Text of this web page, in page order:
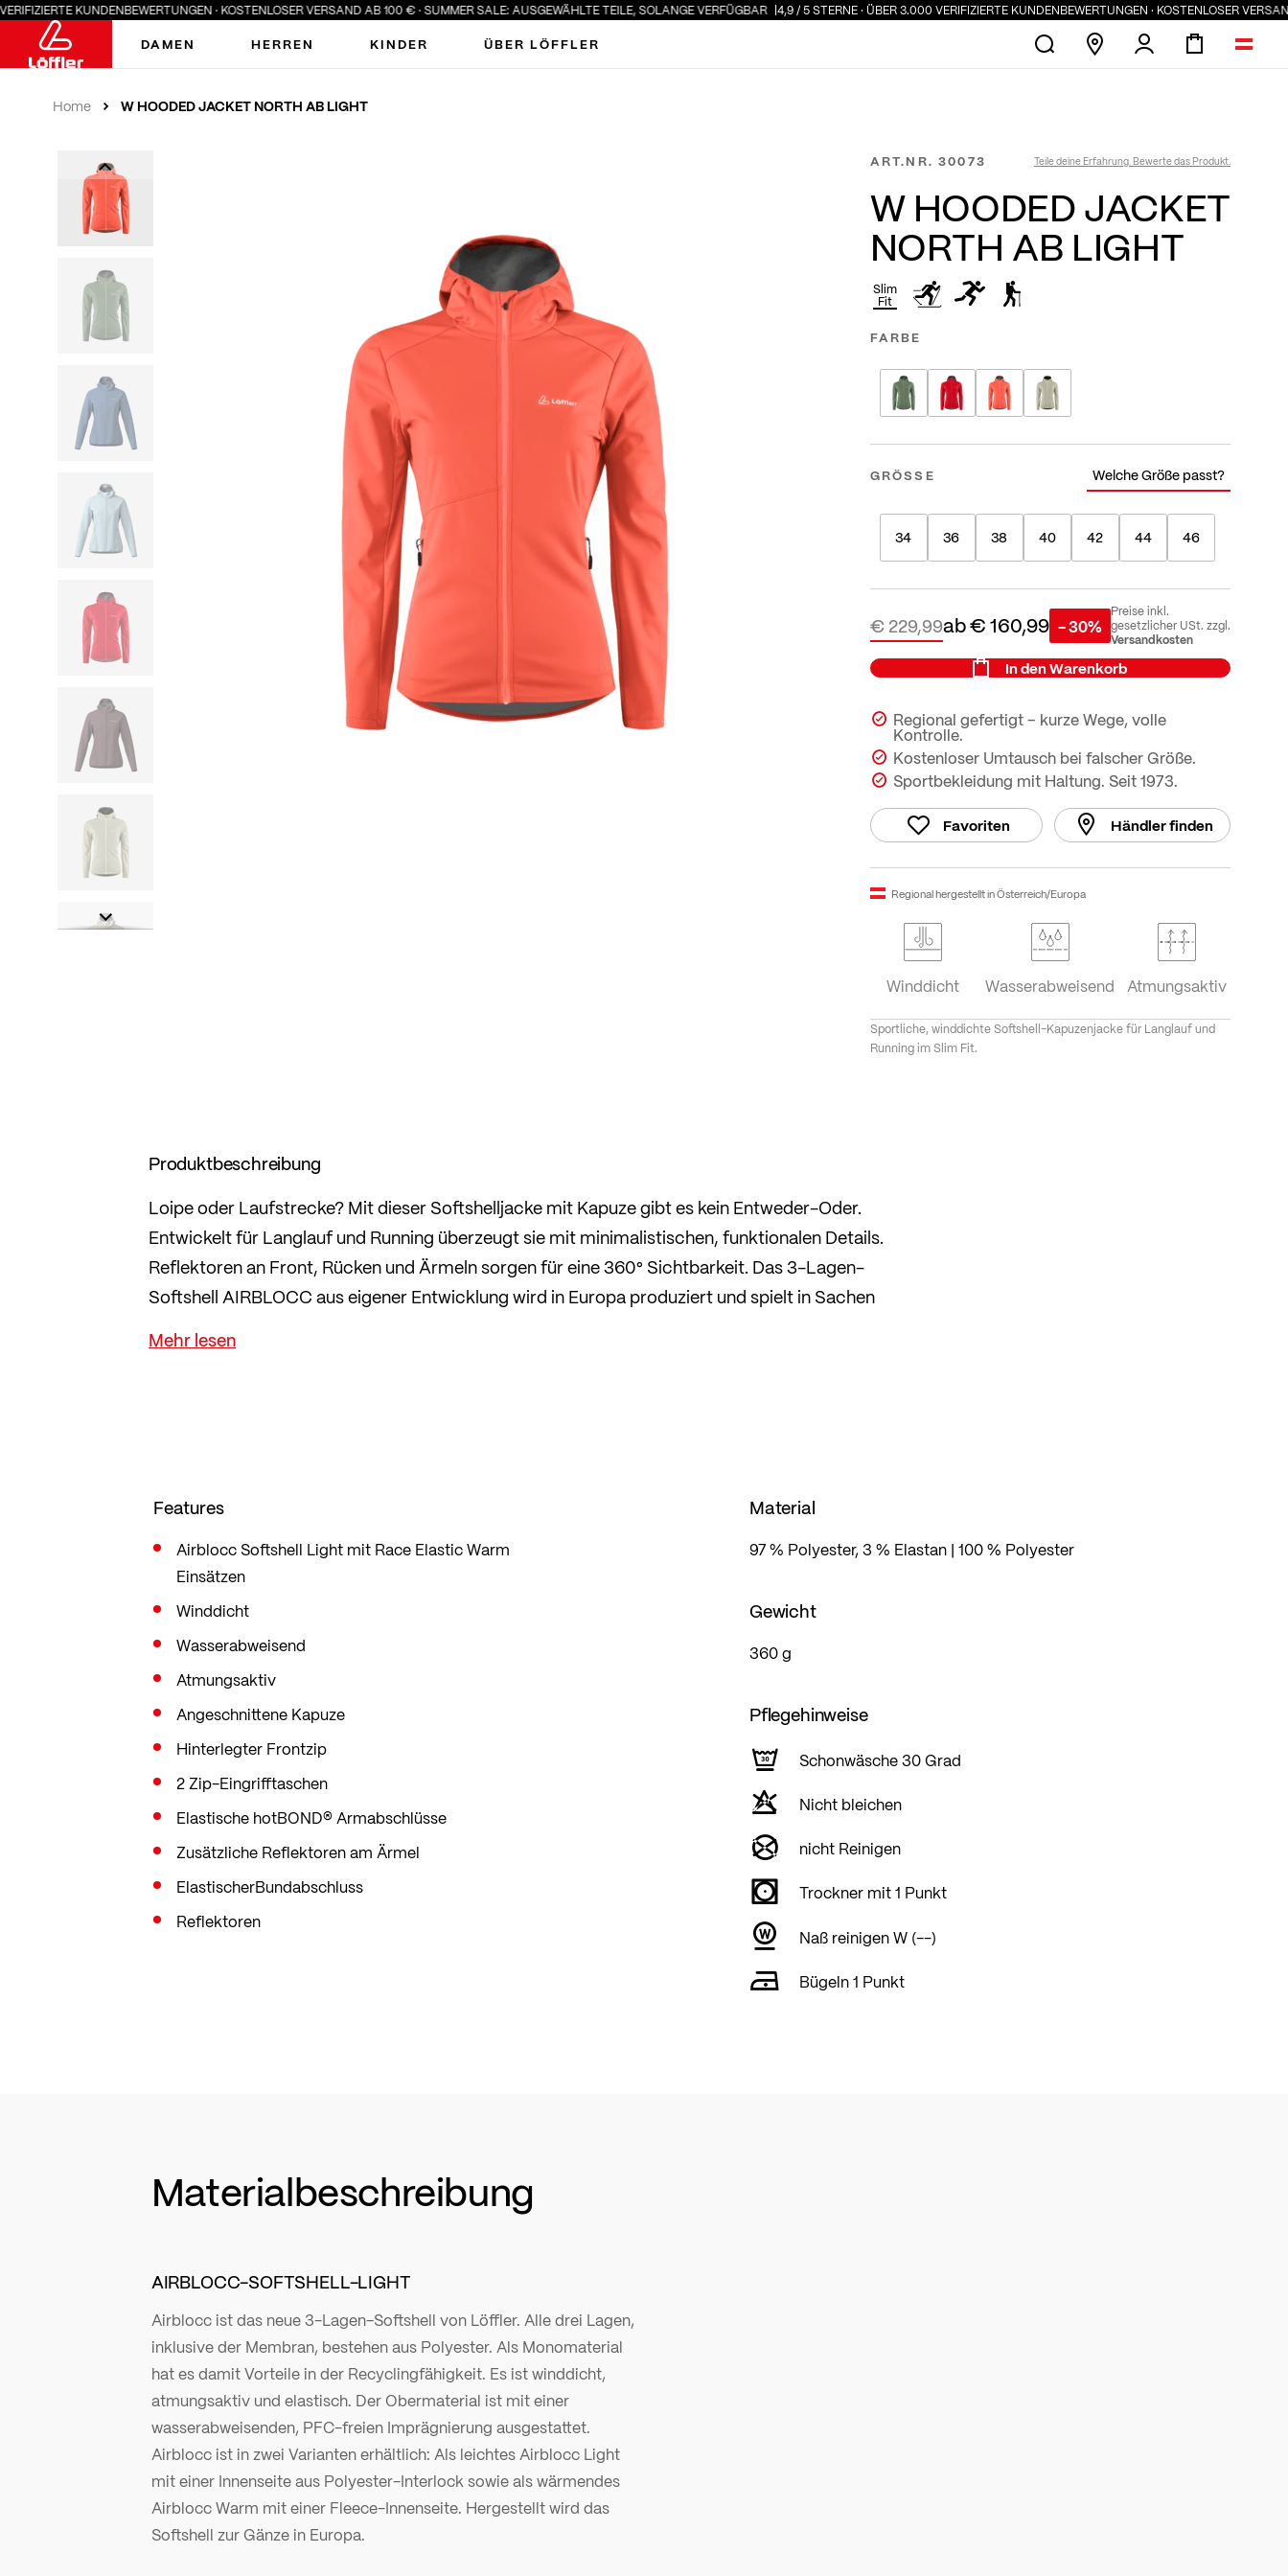
KUNDENBEWERTUNGEN · KOSTENLOSER VERSAND AB 100 € · SUMMER SALE: AUSGEWÄHLTE TEILE, SOLANGE VERFÜGBAR 4,9 / 5 STERNE · ÜBER 3.000 VERIFIZIERTE KUNDENBEWERTUNGEN · KOSTENLOSER VERSAND
DAMEN HERREN KINDER ÜBER LÖFFLER
Home W HOODED JACKET NORTH AB LIGHT
ART.NR. 30073 Teile deine Erfahrung. Bewerte das Produkt.
W HOODED JACKET
NORTH AB LIGHT
Slim
Fit
FARBE
GRÖSSE Welche Größe passt?
34 36 38 40 42 44 46
ab€ 160,99
€ 229,99 - 30%
Preise inkl.
gesetzlicher USt. zzgl.
Versandkosten
In den Warenkorb
Regional gefertigt – kurze Wege, volle
Kontrolle.
Kostenloser Umtausch bei falscher Größe.
Sportbekleidung mit Haltung. Seit 1973.
Favoriten Händler finden
Regional hergestellt in Österreich/Europa
Winddicht Wasserabweisend Atmungsaktiv
Sportliche, winddichte Softshell-Kapuzenjacke für Langlauf und
Running im Slim Fit.
Produktbeschreibung
Loipe oder Laufstrecke? Mit dieser Softshelljacke mit Kapuze gibt es kein Entweder-Oder.
Entwickelt für Langlauf und Running überzeugt sie mit minimalistischen, funktionalen Details.
Reflektoren an Front, Rücken und Ärmeln sorgen für eine 360° Sichtbarkeit. Das 3-Lagen-
Softshell AIRBLOCC aus eigener Entwicklung wird in Europa produziert und spielt in Sachen
Funktion seine Stärken für beide Sportarten aus.
Elastische Einsätze bieten maximale Bewegungsfreiheit. Ideal für anspruchsvolle
Features
Airblocc Softshell Light mit Race Elastic Warm
Einsätzen
Winddicht
Wasserabweisend
Atmungsaktiv
Angeschnittene Kapuze
Hinterlegter Frontzip
2 Zip-Eingrifftaschen
Elastische hotBOND® Armabschlüsse
Zusätzliche Reflektoren am Ärmel
ElastischerBundabschluss
Reflektoren
Material
97 % Polyester, 3 % Elastan | 100 % Polyester
Gewicht
360 g
Pflegehinweise
Schonwäsche 30 Grad
Nicht bleichen
nicht Reinigen
Trockner mit 1 Punkt
Naß reinigen W (--)
Bügeln 1 Punkt
Materialbeschreibung
AIRBLOCC-SOFTSHELL-LIGHT
Airblocc ist das neue 3-Lagen-Softshell von Löffler. Alle drei Lagen,
inklusive der Membran, bestehen aus Polyester. Als Monomaterial
hat es damit Vorteile in der Recyclingfähigkeit. Es ist winddicht,
atmungsaktiv und elastisch. Der Obermaterial ist mit einer
wasserabweisenden, PFC-freien Imprägnierung ausgestattet.
Airblocc ist in zwei Varianten erhältlich: Als leichtes Airblocc Light
mit einer Innenseite aus Polyester-Interlock sowie als wärmendes
Airblocc Warm mit einer Fleece-Innenseite. Hergestellt wird das
Softshell zur Gänze in Europa.